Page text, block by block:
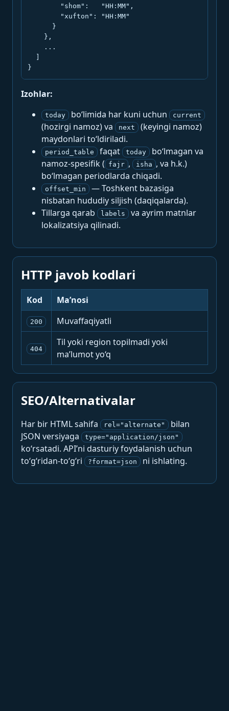
        "shom":   "HH:MM",
        "xufton": "HH:MM"
      }
    },
    ...
}
Izohlar:
today bo‘limida har kuni uchun current
(hozirgi namoz) va next
(keyingi namoz)
maydonlari to‘ldiriladi.
period_table faqat today
bo‘lmagan va
namoz-spesifik ( fajr , isha , va h.k.)
bo‘lmagan periodlarda chiqadi.
offset_min
— Toshkent bazasiga
nisbatan hududiy siljish (daqiqalarda).
Tillarga qarab
labels
va ayrim matnlar
lokalizatsiya qilinadi.
HTTP javob kodlari
Kod Ma’nosi
200 Muvaffaqiyatli
404
Til yoki region topilmadi yoki
ma’lumot yo‘q
SEO/Alternativalar
Har bir HTML sahifa rel="alternate"
bilan
JSON versiyaga
type="application/json"
ko‘rsatadi. API’ni dasturiy foydalanish uchun
to‘g‘ridan-to‘g‘ri
?format=json ni ishlating.